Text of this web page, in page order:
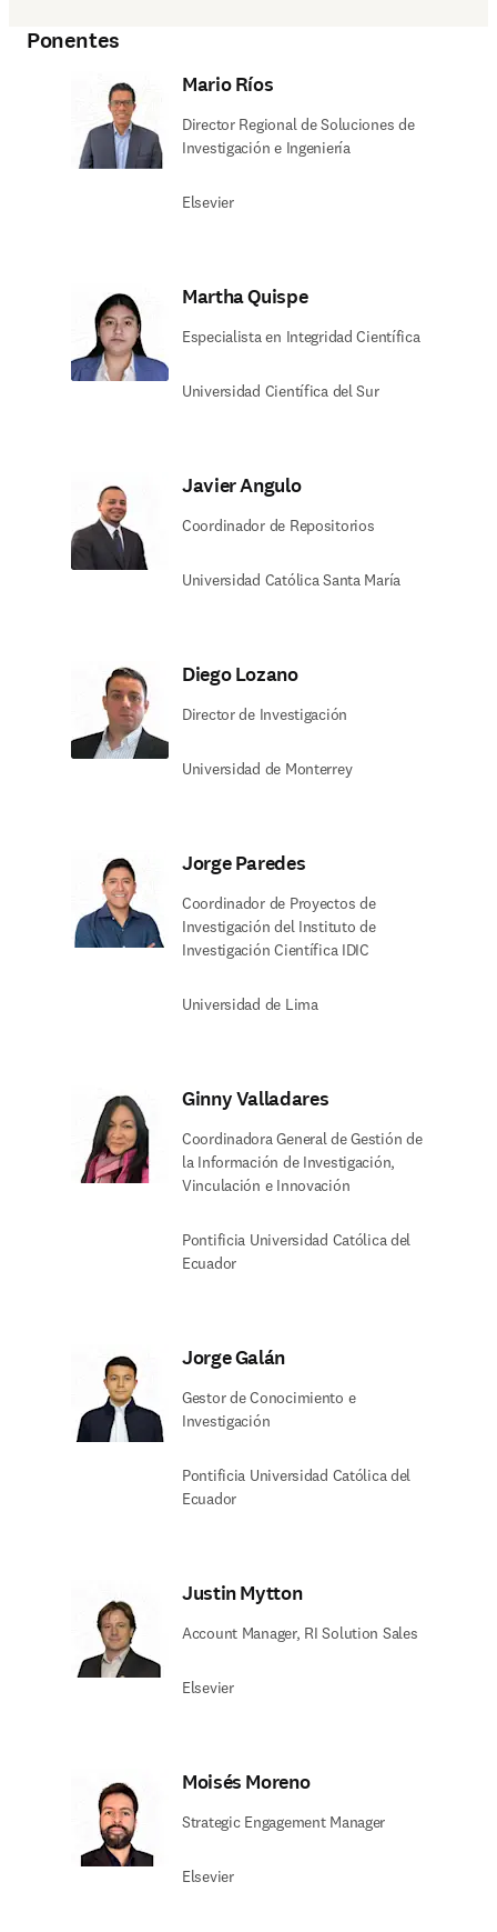
Ponentes
Mario Ríos
Director Regional de Soluciones de
Investigación e Ingeniería
Elsevier
Martha Quispe​
Especialista en Integridad Científica
Universidad Científica del Sur​
Javier Angulo​
Coordinador de Repositorios
Universidad Católica Santa María
Diego Lozano​
Director de Investigación
Universidad de Monterrey
Jorge Paredes​
Coordinador de Proyectos de
Investigación del Instituto de
Investigación Científica IDIC
Universidad de Lima
Ginny Valladares​
Coordinadora General de Gestión de
la Información de Investigación,
Vinculación e Innovación
Pontificia Universidad Católica del
Ecuador​
Jorge Galán​
Gestor de Conocimiento e
Investigación
Pontificia Universidad Católica del
Ecuador​
Justin Mytton​
Account Manager, RI Solution Sales​
Elsevier
Moisés Moreno​
Strategic Engagement Manager​
Elsevier